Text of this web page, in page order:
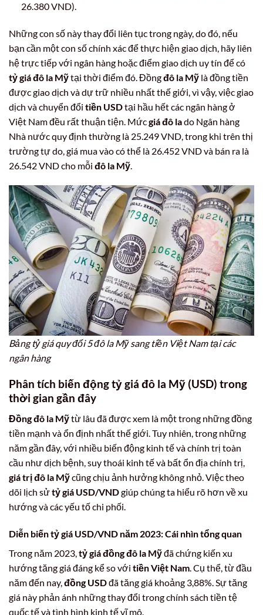
26.380 VND).
Những con số này thay đổi liên tục trong ngày, do đó, nếu
bạn cần một con số chính xác để thực hiện giao dịch, hãy liên
hệ trực tiếp với ngân hàng hoặc điểm giao dịch uy tín để có
tỷ giá đô la Mỹtại thời điểm đó. Đồngđô la Mỹ là đồng tiền
được giao dịch và dự trữ nhiều nhất thế giới, vì vậy, việc giao
dịch và chuyển đổi tiền USDtại hầu hết các ngân hàng ở
Việt Nam đều rất thuận tiện. Mứcgiá đô lado Ngân hàng
Nhà nước quy định thường là 25.249 VND, trong khi trên thị
trường tự do, giá mua vào có thể là 26.452 VND và bán ra là
26.542 VND cho mỗi đô la Mỹ.
Bảng tỷ giá quy đổi 5 đô la Mỹ sang tiền Việt Nam tại các
ngân hàng
Phân tích biến động tỷ giá đô la Mỹ (USD) trong
thời gian gần đây
Đồng đô la Mỹtừ lâu đã được xem là một trong những đồng
tiền mạnh và ổn định nhất thế giới. Tuy nhiên, trong những
năm gần đây, với nhiều biến động kinh tế và chính trị toàn
cầu như dịch bệnh, suy thoái kinh tế và bất ổn địa chính trị,
giá trị đô la Mỹcũng chịu ảnh hưởng không nhỏ. Việc theo
dõi lịch sửtỷ giá USD/VNDgiúp chúng ta hiểu rõ hơn về xu
hướng và các yếu tố chi phối.
Diễn biến tỷ giá USD/VND năm 2023: Cái nhìn tổng quan
Trong năm 2023,tỷ giá đồng đô la Mỹđã chứng kiến xu
hướng tăng giá đáng kể so với tiền Việt Nam. Cụ thể, từ đầu
năm đến nay,đồng USDđã tăng giá khoảng 3,88%. Sự tăng
giá này phản ánh những thay đổi trong chính sách tiền tệ
quốc tế và tình hình kinh tế vĩ mô.